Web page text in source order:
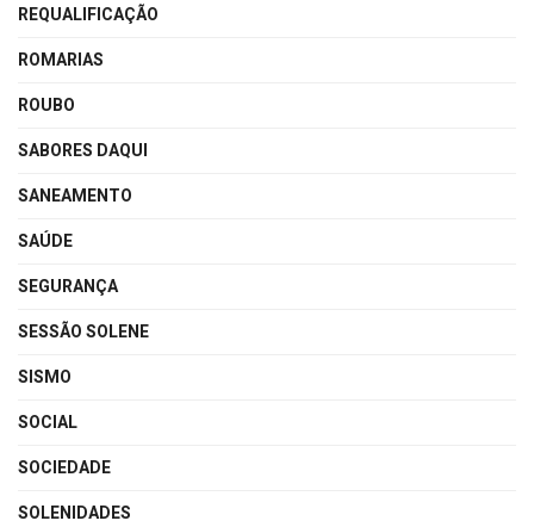
REQUALIFICAÇÃO
ROMARIAS
ROUBO
SABORES DAQUI
SANEAMENTO
SAÚDE
SEGURANÇA
SESSÃO SOLENE
SISMO
SOCIAL
SOCIEDADE
SOLENIDADES